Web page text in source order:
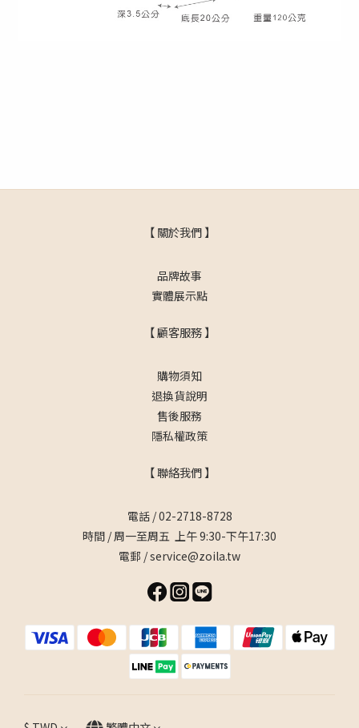
【 關於我們 】
品牌故事
實體展示點
【 顧客服務 】
購物須知
退換貨說明
售後服務
隱私權政策
【 聯絡我們 】
電話 / 02-2718-8728
時間 / 周一至周五 上午 9:30-下午17:30
電郵 / service@zoila.tw